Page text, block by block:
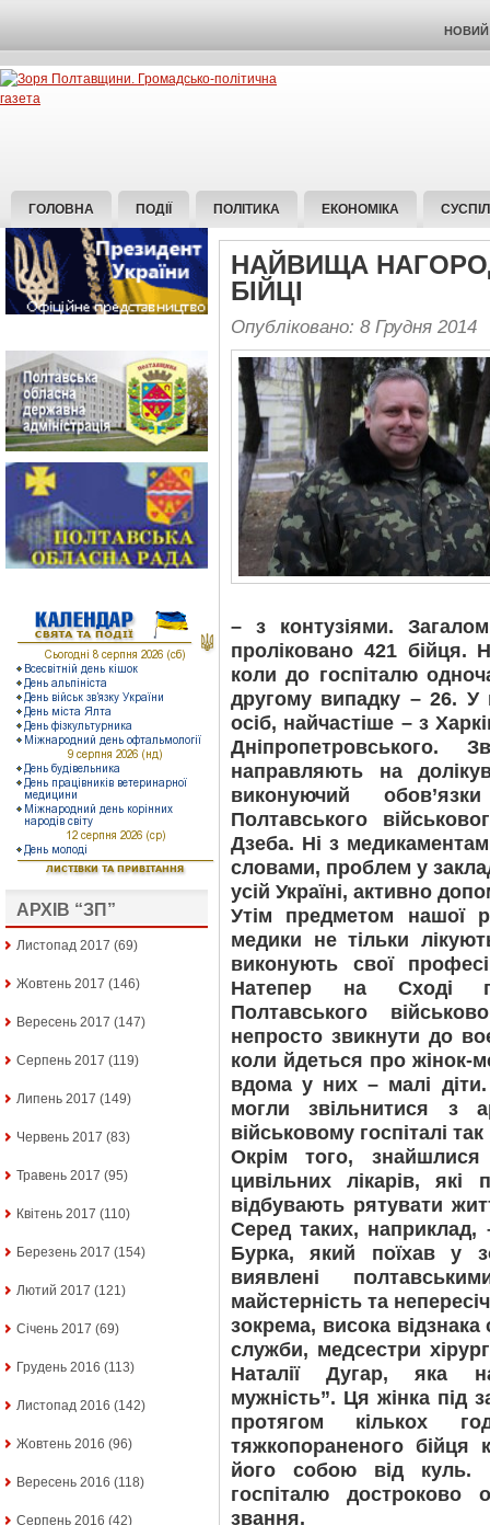
НОВИЙ
ГОЛОВНА ПОДІЇ ПОЛІТИКА ЕКОНОМІКА
АРХІВ “ЗП”
Листопад 2017 (69)
Жовтень 2017 (146)
Вересень 2017 (147)
Серпень 2017 (119)
Липень 2017 (149)
Червень 2017 (83)
Травень 2017 (95)
Квітень 2017 (110)
Березень 2017 (154)
Лютий 2017 (121)
Січень 2017 (69)
Грудень 2016 (113)
Листопад 2016 (142)
Жовтень 2016 (96)
Вересень 2016 (118)
Серпень 2016 (42)
НАЙВИЩА
БІЙЦІ
Опубліковано: 8 Грудня 2014
– з контузіями.
проліковано 421 бійця.
коли до госпіталю
другому випадку – 26. У
осіб, найчастіше – з
Дніпропетровського.
направляють на
виконуючий
Полтавського
Дзеба. Ні з
словами, проблем у
усій Україні, активно
Утім предметом нашої
медики не тільки
виконують свої
Натепер на Сході
Полтавського
непросто звикнути до
коли йдеться про жінок-
вдома у них – малі
могли звільнитися з
військовому госпіталі
Окрім того,
цивільних лікарів,
відбувають рятувати
Серед таких, наприклад,
Бурка, який поїхав у
виявлені
майстерність та
зокрема, висока
служби, медсестри
Наталії Дугар, яка
мужність”. Ця жінка під
протягом кількох
тяжкопораненого бійця
його собою від куль.
госпіталю достроково
звання.